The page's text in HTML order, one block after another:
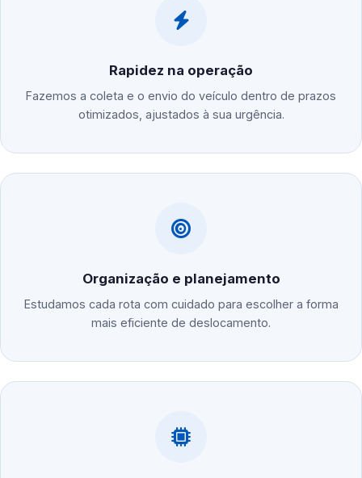
Rapidez na operação
Fazemos a coleta e o envio do veículo dentro de prazos
otimizados, ajustados à sua urgência.
Organização e planejamento
Estudamos cada rota com cuidado para escolher a forma
mais eficiente de deslocamento.